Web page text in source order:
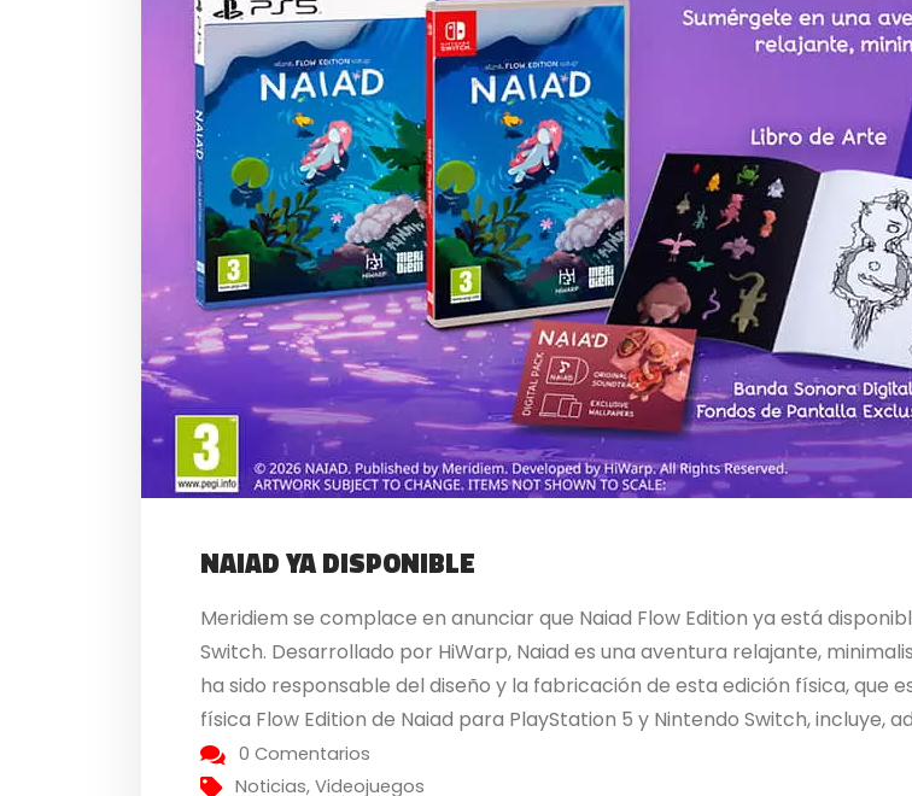
NAIAD YA DISPONIBLE
Meridiem se complace en anunciar que Naiad Flow Edition ya está
Switch. Desarrollado por HiWarp, Naiad es una aventura relajante,
ha sido responsable del diseño y la fabricación de esta edición física, que
física Flow Edition de Naiad para PlayStation 5 y Nintendo Switch, incluye,
0 Comentarios
Noticias,Videojuegos